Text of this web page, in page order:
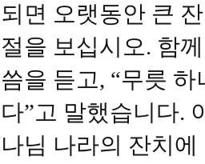
되면 오랫동안 큰
절을 보십시오. 함
씀을 듣고, “무릇
다”고 말했습니다.
나님 나라의 잔치